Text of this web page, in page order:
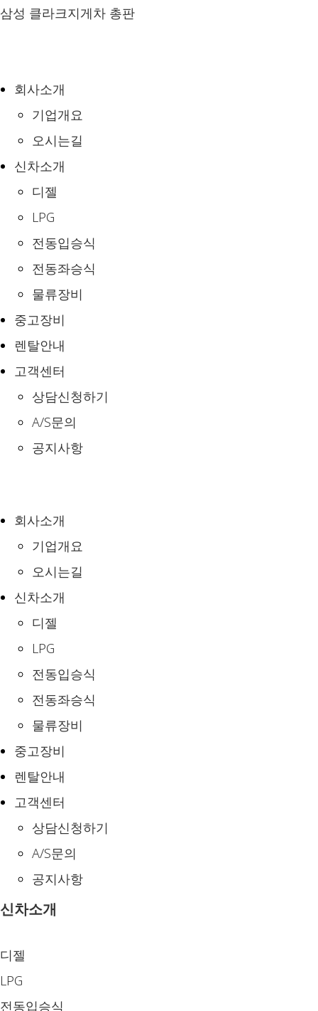
Skip
삼성 클라크지게차 총판
회사소개
기업개요
오시는길
신차소개
디젤
LPG
전동입승식
전동좌승식
물류장비
중고장비
렌탈안내
고객센터
상담신청하기
A/S문의
공지사항
회사소개
기업개요
오시는길
신차소개
디젤
LPG
전동입승식
전동좌승식
물류장비
중고장비
렌탈안내
고객센터
상담신청하기
A/S문의
공지사항
신차소개
디젤
LPG
전동입승식